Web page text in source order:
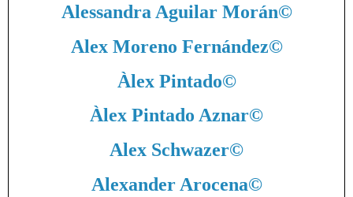
Alessandra Aguilar Morán©
Alex Moreno Fernández©
Àlex Pintado©
Àlex Pintado Aznar©
Alex Schwazer©
Alexander Arocena©